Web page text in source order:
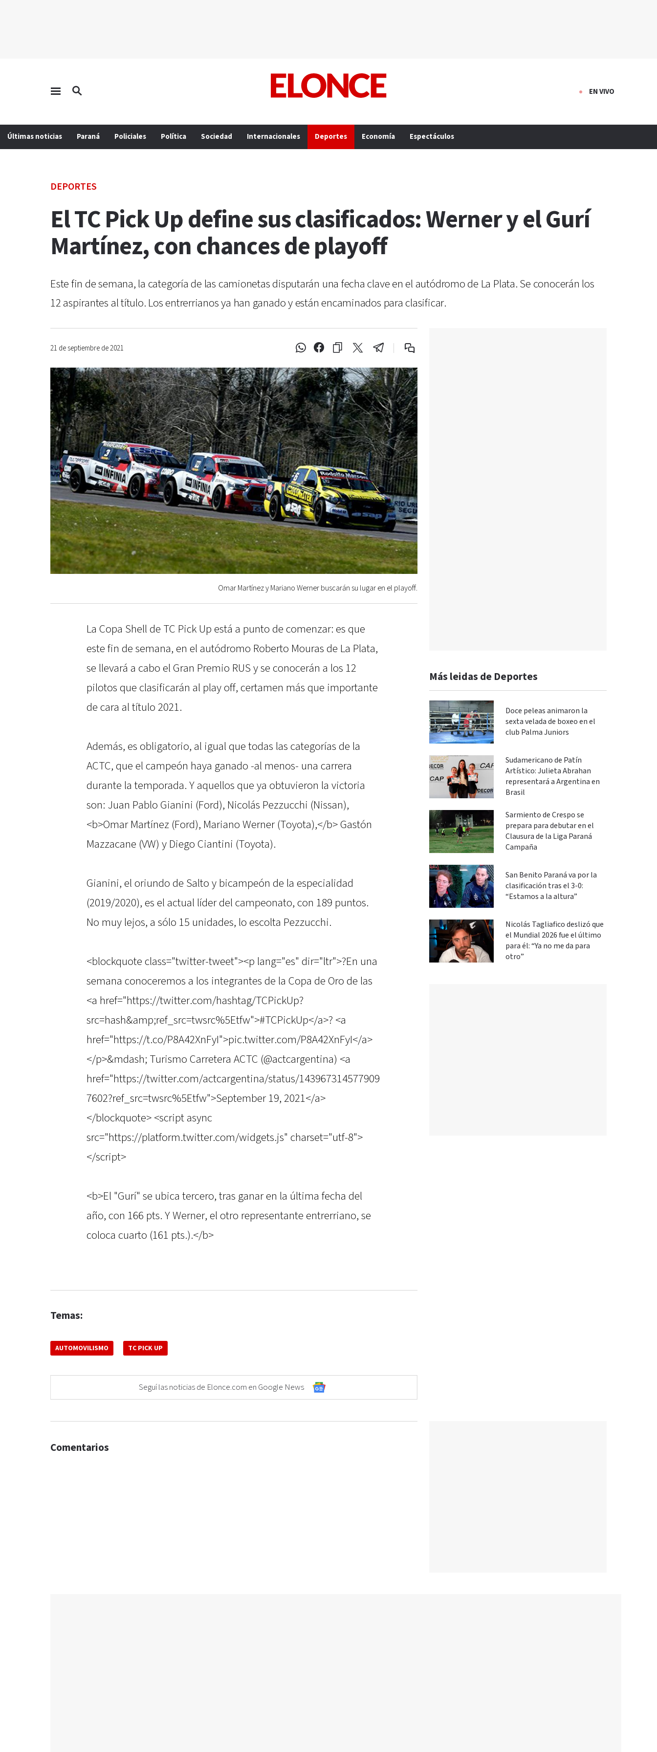
EN VIVO
Últimas noticias Paraná Policiales Política Sociedad Internacionales Deportes Economía Espectáculos
DEPORTES
El TC Pick Up define sus clasificados: Werner y el Gurí
Martínez, con chances de playoff
Este fin de semana, la categoría de las camionetas disputarán una fecha clave en el autódromo de La Plata. Se conocerán los
12 aspirantes al título. Los entrerrianos ya han ganado y están encaminados para clasificar.
21 de septiembre de 2021
Omar Martínez y Mariano Werner buscarán su lugar en el playoff.
La Copa Shell de TC Pick Up está a punto de comenzar: es que
este fin de semana, en el autódromo Roberto Mouras de La Plata,
se llevará a cabo el Gran Premio RUS y se conocerán a los 12
pilotos que clasificarán al play off, certamen más que importante
de cara al título 2021.
Además, es obligatorio, al igual que todas las categorías de la
ACTC, que el campeón haya ganado -al menos- una carrera
durante la temporada. Y aquellos que ya obtuvieron la victoria
son: Juan Pablo Gianini (Ford), Nicolás Pezzucchi (Nissan),
<b>Omar Martínez (Ford), Mariano Werner (Toyota),</b> Gastón
Mazzacane (VW) y Diego Ciantini (Toyota).
Gianini, el oriundo de Salto y bicampeón de la especialidad
(2019/2020), es el actual líder del campeonato, con 189 puntos.
No muy lejos, a sólo 15 unidades, lo escolta Pezzucchi.
<blockquote class="twitter-tweet"><p lang="es" dir="ltr">?En una
semana conoceremos a los integrantes de la Copa de Oro de las
<a href="https://twitter.com/hashtag/TCPickUp?
src=hash&amp;ref_src=twsrc%5Etfw">#TCPickUp</a>? <a
href="https://t.co/P8A42XnFyI">pic.twitter.com/P8A42XnFyI</a>
</p>&mdash; Turismo Carretera ACTC (@actcargentina) <a
href="https://twitter.com/actcargentina/status/143967314577909
7602?ref_src=twsrc%5Etfw">September 19, 2021</a>
</blockquote> <script async
src="https://platform.twitter.com/widgets.js" charset="utf-8">
</script>
<b>El "Gurí" se ubica tercero, tras ganar en la última fecha del
año, con 166 pts. Y Werner, el otro representante entrerriano, se
coloca cuarto (161 pts.).</b>
Temas:
AUTOMOVILISMO TC PICK UP
Seguí las noticias de Elonce.com en Google News
Más leidas de Deportes
Doce peleas animaron la
sexta velada de boxeo en el
club Palma Juniors
Sudamericano de Patín
Artístico: Julieta Abrahan
representará a Argentina en
Brasil
Sarmiento de Crespo se
prepara para debutar en el
Clausura de la Liga Paraná
Campaña
San Benito Paraná va por la
clasificación tras el 3-0:
“Estamos a la altura”
Nicolás Tagliafico deslizó que
el Mundial 2026 fue el último
para él: “Ya no me da para
otro”
Comentarios